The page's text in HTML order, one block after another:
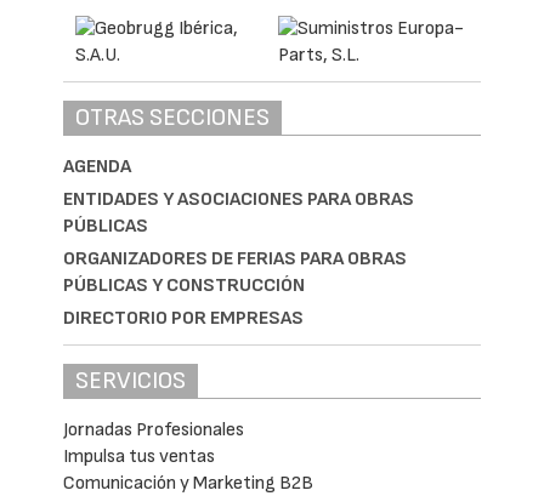
OTRAS SECCIONES
AGENDA
ENTIDADES Y ASOCIACIONES PARA OBRAS
PÚBLICAS
ORGANIZADORES DE FERIAS PARA OBRAS
PÚBLICAS Y CONSTRUCCIÓN
DIRECTORIO POR EMPRESAS
SERVICIOS
Jornadas Profesionales
Impulsa tus ventas
Comunicación y Marketing B2B